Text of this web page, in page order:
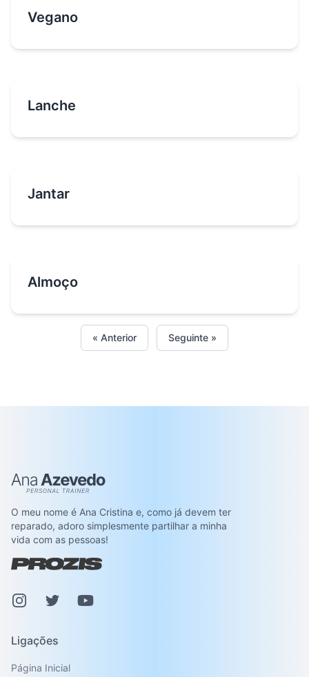
Vegano
Lanche
Jantar
Almoço
« Anterior Seguinte »
Ana Azevedo
O meu nome é Ana Cristina e, como já devem ter
reparado, adoro simplesmente partilhar a minha
vida com as pessoas!
InstagramPinterestYoutube
Ligações
Página Inicial